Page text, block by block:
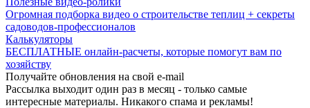
Огромная подборка видео о строительстве теплиц + секреты
садоводов-профессионалов
Калькуляторы
БЕСПЛАТНЫЕ онлайн-расчеты, которые помогут вам по
хозяйству
Получайте обновления на свой e-mail
Рассылка выходит один раз в месяц - только самые
интересные материалы. Никакого спама и рекламы!